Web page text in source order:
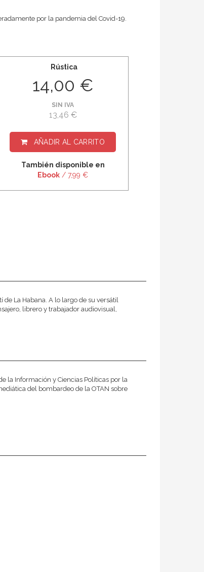
por la pandemia del Covid-19.
Rústica
14,00 €
SIN IVA
13,46 €
AÑADIR AL CARRITO
También disponible en
Ebook / 7,99 €
La Habana. A lo largo de su versátil
librero y trabajador audiovisual,
la Información y Ciencias Políticas por la
del bombardeo de la OTAN sobre